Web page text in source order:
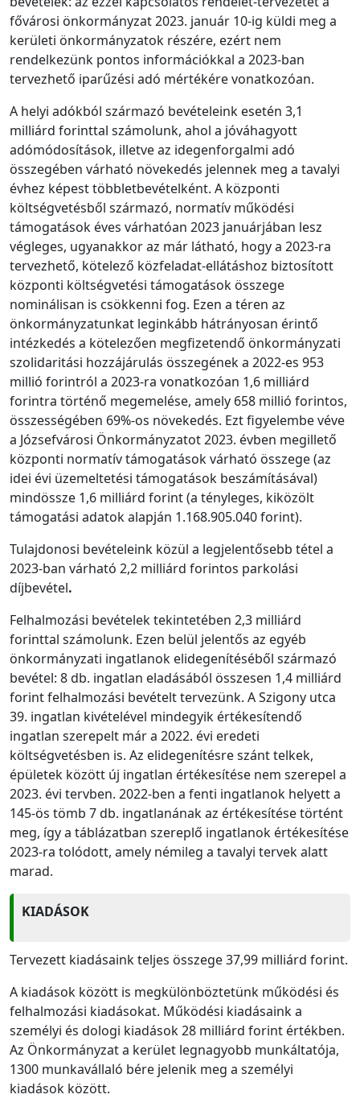
fővárosi önkormányzat 2023. január 10-ig küldi meg a
kerületi önkormányzatok részére, ezért nem
rendelkezünk pontos információkkal a 2023-ban
tervezhető iparűzési adó mértékére vonatkozóan.
A helyi adókból származó bevételeink esetén 3,1
milliárd forinttal számolunk, ahol a jóváhagyott
adómódosítások, illetve az idegenforgalmi adó
összegében várható növekedés jelennek meg a tavalyi
évhez képest többletbevételként. A központi
költségvetésből származó, normatív működési
támogatások éves várhatóan 2023 januárjában lesz
végleges, ugyanakkor az már látható, hogy a 2023-ra
tervezhető, kötelező közfeladat-ellátáshoz biztosított
központi költségvetési támogatások összege
nominálisan is csökkenni fog. Ezen a téren az
önkormányzatunkat leginkább hátrányosan érintő
intézkedés a kötelezően megfizetendő önkormányzati
szolidaritási hozzájárulás összegének a 2022-es 953
millió forintról a 2023-ra vonatkozóan 1,6 milliárd
forintra történő megemelése, amely 658 millió forintos,
összességében 69%-os növekedés. Ezt figyelembe véve
a Józsefvárosi Önkormányzatot 2023. évben megillető
központi normatív támogatások várható összege (az
idei évi üzemeltetési támogatások beszámításával)
mindössze 1,6 milliárd forint (a tényleges, kiközölt
támogatási adatok alapján 1.168.905.040 forint).
Tulajdonosi bevételeink közül a legjelentősebb tétel a
2023-ban várható 2,2 milliárd forintos parkolási
díjbevétel.
Felhalmozási bevételek tekintetében 2,3 milliárd
forinttal számolunk. Ezen belül jelentős az egyéb
önkormányzati ingatlanok elidegenítéséből származó
bevétel: 8 db. ingatlan eladásából összesen 1,4 milliárd
forint felhalmozási bevételt tervezünk. A Szigony utca
39. ingatlan kivételével mindegyik értékesítendő
ingatlan szerepelt már a 2022. évi eredeti
költségvetésben is. Az elidegenítésre szánt telkek,
épületek között új ingatlan értékesítése nem szerepel a
2023. évi tervben. 2022-ben a fenti ingatlanok helyett a
145-ös tömb 7 db. ingatlanának az értékesítése történt
meg, így a táblázatban szereplő ingatlanok értékesítése
2023-ra tolódott, amely némileg a tavalyi tervek alatt
marad.
KIADÁSOK
Tervezett kiadásaink teljes összege 37,99 milliárd forint.
A kiadások között is megkülönböztetünk működési és
felhalmozási kiadásokat. Működési kiadásaink a
személyi és dologi kiadások 28 milliárd forint értékben.
Az Önkormányzat a kerület legnagyobb munkáltatója,
1300 munkavállaló bére jelenik meg a személyi
kiadások között.